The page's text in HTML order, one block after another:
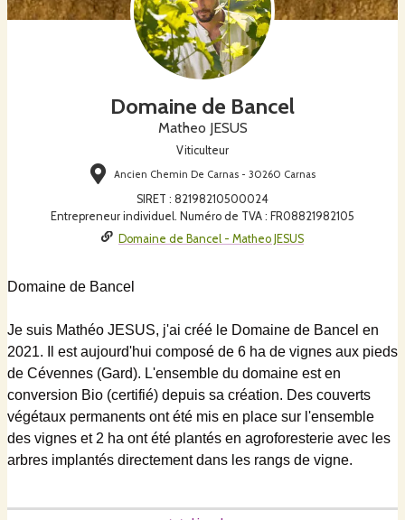
Domaine de Bancel
Matheo JESUS
Viticulteur
Ancien Chemin De Carnas - 30260 Carnas
SIRET : 82198210500024
Entrepreneur individuel. Numéro de TVA : FR08821982105
Domaine de Bancel - Matheo JESUS
Domaine de Bancel
Je suis Mathéo JESUS, j'ai créé le Domaine de Bancel en
2021. Il est aujourd'hui composé de 6 ha de vignes aux pieds
de Cévennes (Gard). L'ensemble du domaine est en
conversion Bio (certifié) depuis sa création. Des couverts
végétaux permanents ont été mis en place sur l'ensemble
des vignes et 2 ha ont été plantés en agroforesterie avec les
arbres implantés directement dans les rangs de vigne.